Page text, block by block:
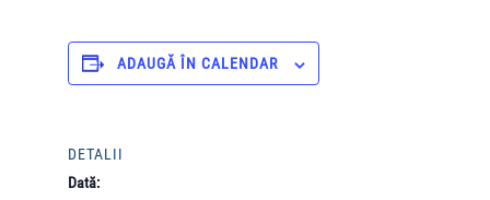
ADAUGĂ ÎN CALENDAR
DETALII
Dată: